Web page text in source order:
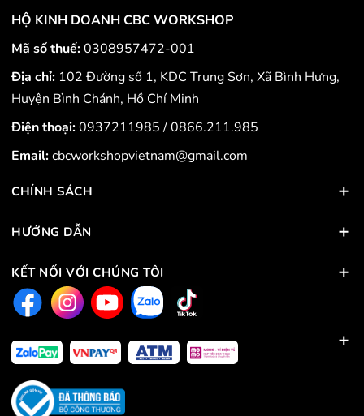
HỘ KINH DOANH CBC WORKSHOP
Mã số thuế:0308957472-001
Địa chỉ: 102 Đường số 1, KDC Trung Sơn, Xã Bình Hưng,
Huyện Bình Chánh, Hồ Chí Minh
Điện thoại:0937211985/0866.211.985
Email:cbcworkshopvietnam@gmail.com
CHÍNH SÁCH
HƯỚNG DẪN
KẾT NỐI VỚI CHÚNG TÔI